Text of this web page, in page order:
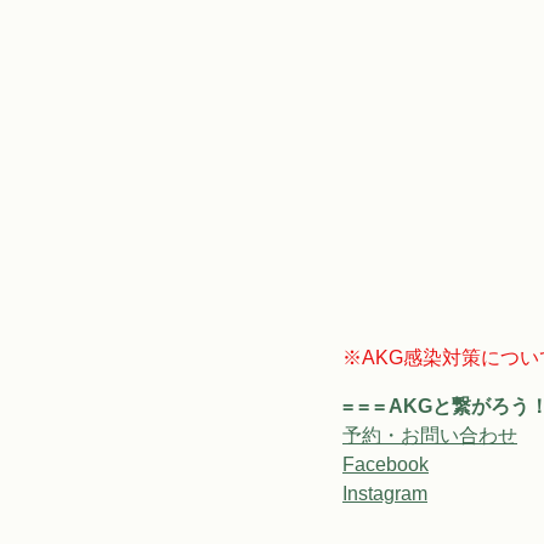
※AKG感染対策につい
= = = AKGと繋がろう
予約・お問い合わせ
Facebook
Instagram